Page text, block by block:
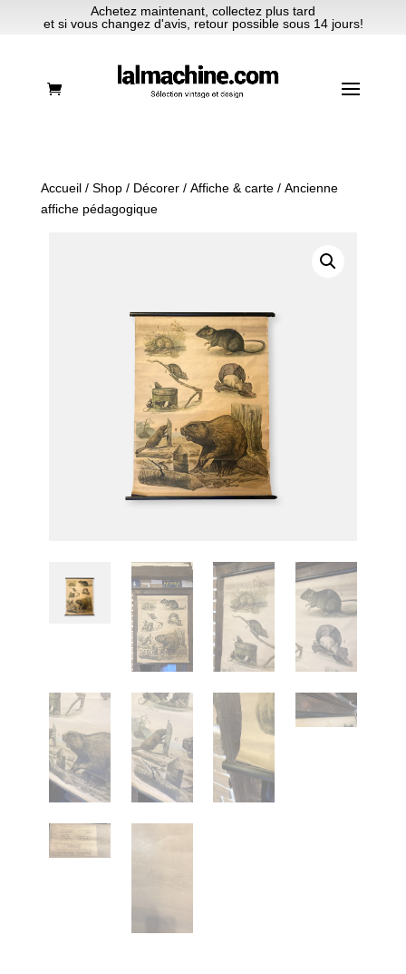
Achetez maintenant, collectez plus tard
et si vous changez d'avis, retour possible sous 14 jours!
Accueil/ Shop/ Décorer/ Affiche & carte/ Ancienne
affiche pédagogique